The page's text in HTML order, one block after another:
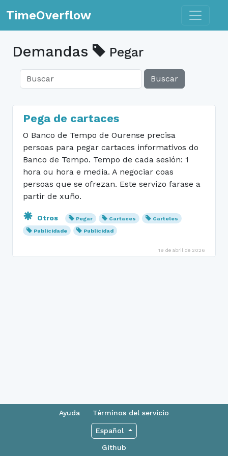
TimeOverflow Toggle
Demandas Pegar
Buscar
Pega de cartaces
O Banco de Tempo de Ourense precisa
persoas para pegar cartaces informativos do
Banco de Tempo. Tempo de cada sesión: 1
hora ou hora e media. A negociar coas
persoas que se ofrezan. Este servizo farase a
partir de xuño.
Otros Pegar Cartaces
Carteles
Publicidade
Publicidad
19 de abril de 2026
Ayuda Términos del servicio
Español
Github